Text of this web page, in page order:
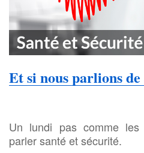
Et si nous parlions
Un lundi pas comme
parler santé et sécurité.